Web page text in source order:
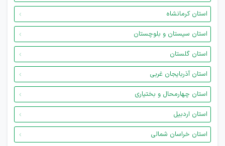
استان کرمانشاه
استان سیستان و بلوچستان
استان گلستان
استان آذربایجان غربی
استان چهارمحال و بختیاری
استان اردبیل
استان خراسان شمالی